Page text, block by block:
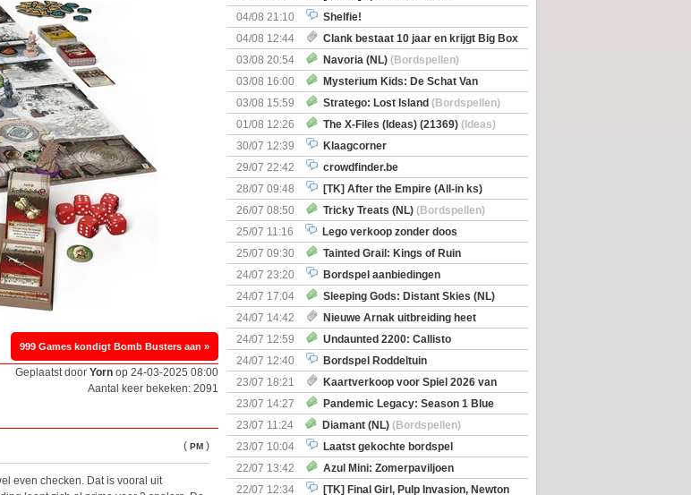
999 Games kondigt Bomb Busters aan »
Geplaatst door Yorn op 24-03-2025 08:00
Aantal keer bekeken: 2091
( PM )
even checken. Dat is vooral uit
Prijsverlagingen, Imperium Horizons, 20 Strong
04/08 21:10
Shelfie!
04/08 12:44
Clank bestaat 10 jaar en krijgt Big Box
+ nieuwe uitbreiding
03/08 20:54 Navoria (NL) (Bordspellen)
03/08 16:00
Mysterium Kids: De Schat Van
Kapitein Boe
(Bordspellen)
03/08 15:59 Stratego: Lost Island (Bordspellen)
01/08 12:26
The X-Files (Ideas) (21369) (Ideas)
30/07 12:39
Klaagcorner
29/07 22:42
crowdfinder.be
28/07 09:48
[TK] After the Empire (All-in ks)
26/07 08:50
Tricky Treats (NL) (Bordspellen)
25/07 11:16
Lego verkoop zonder doos
25/07 09:30
Tainted Grail: Kings of Ruin
Uitbreiding: Wyrd Encounters(Bordspellen)
24/07 23:20
Bordspel aanbiedingen
24/07 17:04
Sleeping Gods: Distant Skies (NL)
(Bordspellen)
24/07 14:42
Nieuwe Arnak uitbreiding heet
Surprise Shipments
24/07 12:59
Undaunted 2200: Callisto
(Bordspellen)
24/07 12:40
Bordspel Roddeltuin
23/07 18:21
Kaartverkoop voor Spiel 2026 van
start
23/07 14:27
Pandemic Legacy: Season 1 Blue
(Bordspellen)
23/07 11:24 Diamant (NL) (Bordspellen)
23/07 10:04
Laatst gekochte bordspel
22/07 13:42
Azul Mini: Zomerpaviljoen
(Bordspellen)
22/07 12:34 [TK] Final Girl, Pulp Invasion, Newton